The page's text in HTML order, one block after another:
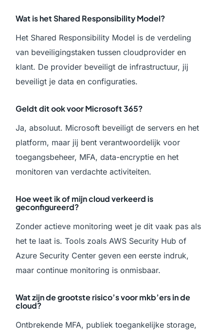
Wat is het Shared Responsibility Model?
Het Shared Responsibility Model is de verdeling
van beveiligingstaken tussen cloudprovider en
klant. De provider beveiligt de infrastructuur, jij
beveiligt je data en configuraties.
Geldt dit ook voor Microsoft 365?
Ja, absoluut. Microsoft beveiligt de servers en het
platform, maar jij bent verantwoordelijk voor
toegangsbeheer, MFA, data-encryptie en het
monitoren van verdachte activiteiten.
Hoe weet ik of mijn cloud verkeerd is
geconfigureerd?
Zonder actieve monitoring weet je dit vaak pas als
het te laat is. Tools zoals AWS Security Hub of
Azure Security Center geven een eerste indruk,
maar continue monitoring is onmisbaar.
Wat zijn de grootste risico’s voor mkb’ers in de
cloud?
Ontbrekende MFA, publiek toegankelijke storage,